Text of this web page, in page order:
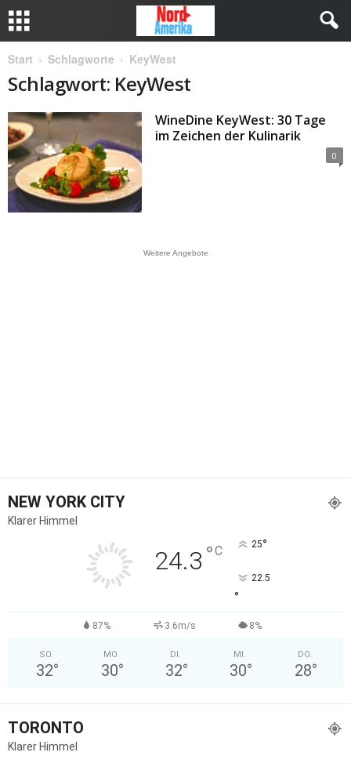
Start Schlagworte KeyWest
Schlagwort: KeyWest
WineDine KeyWest: 30 Tage
im Zeichen der Kulinarik
0
Weitere Angebote
NEW YORK CITY
Klarer Himmel
24.3 °C 25°
22.5
°
87% 3.6m/s 8%
SO.
32°
MO.
30°
DI.
32°
MI.
30°
DO.
28°
TORONTO
Klarer Himmel